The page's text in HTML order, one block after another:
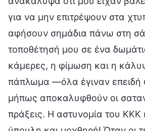
για να μην επιτρέψουν στα
αφήσουν σημάδια πάνω στη
τοποθέτησή μου σε ένα
κάμερες, η φίμωση και η
πάπλωμα —όλα έγιναν επειδή
μήπως αποκαλυφθούν οι
πράξεις. Η αστυνομία του ΚΚΚ